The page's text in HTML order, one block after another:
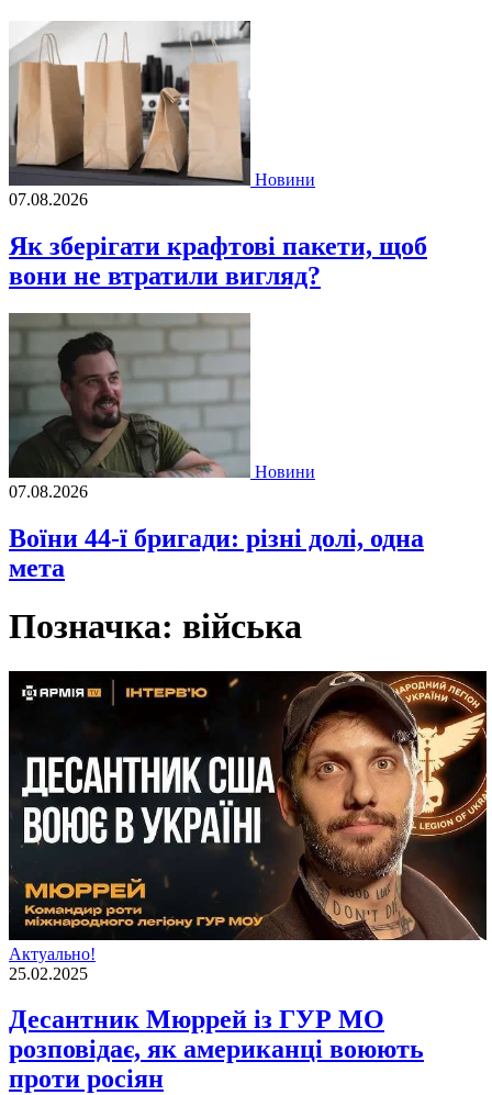
Новини
07.08.2026
Як зберігати крафтові пакети, щоб
вони не втратили вигляд?
Новини
07.08.2026
Воїни 44-ї бригади: різні долі, одна
мета
Позначка: війська
Актуально!
25.02.2025
Десантник Мюррей із ГУР МО
розповідає, як американці воюють
проти росіян